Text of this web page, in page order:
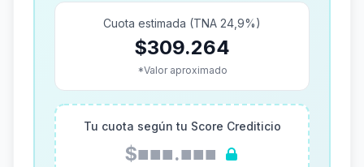
Cuota estimada (TNA 24,9%)
$309.264
*Valor aproximado
Tu cuota según tu Score Crediticio
$■■■.■■■